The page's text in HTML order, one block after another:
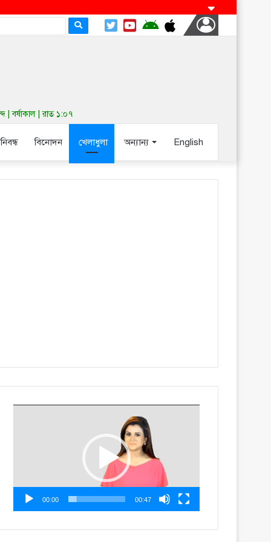
বর্ষাকাল | রাত ১:০৭
বিনোদন খেলাধুলা অন্যান্য English
00:00 00:47